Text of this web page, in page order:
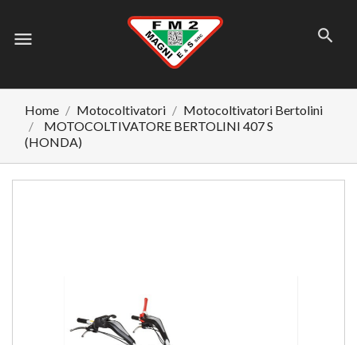
menu
Home Motocoltivatori
Motocoltivatori Bertolini
MOTOCOLTIVATORE BERTOLINI 407 S
(HONDA)